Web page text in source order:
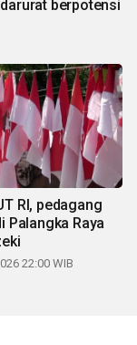
berpotensi
RI, pedagang
Palangka Raya
22:00 WIB